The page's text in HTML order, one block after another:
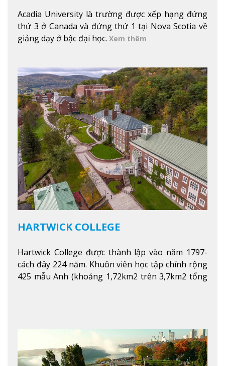
Acadia University là trường được xếp hạng đứng
thứ 3 ở Canada và đứng thứ 1 tại Nova Scotia về
giảng dạy ở bậc đại học. Xem thêm
HARTWICK COLLEGE
Hartwick College được thành lập vào năm 1797-
cách đây 224 năm. Khuôn viên học tập chính rộng
425 mẫu Anh (khoảng 1,72km2 trên 3,7km2 tổng